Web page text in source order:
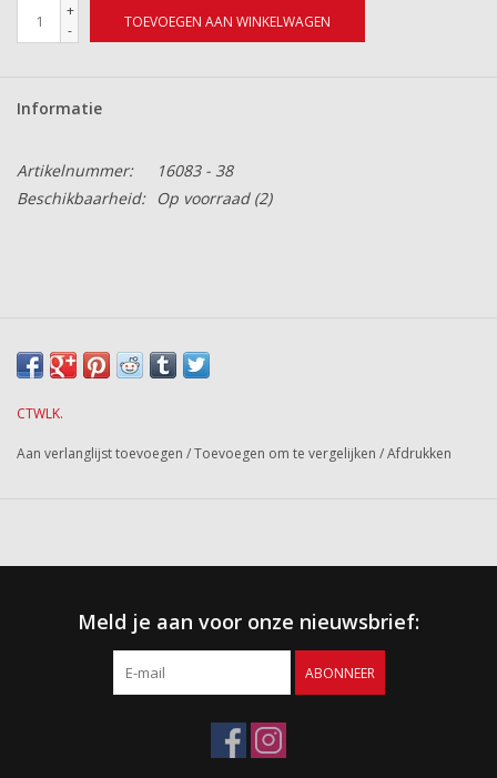
+
-
TOEVOEGEN AAN WINKELWAGEN
Informatie
Artikelnummer:
16083 - 38
Beschikbaarheid:
Op voorraad(2)
CTWLK.
Aan verlanglijst toevoegen /Toevoegen om te vergelijken /Afdrukken
Meld je aan voor onze nieuwsbrief:
ABONNEER